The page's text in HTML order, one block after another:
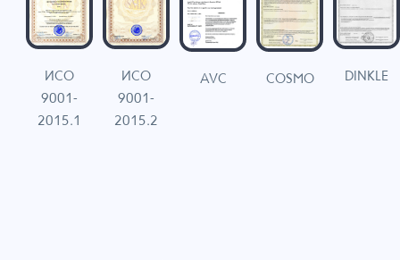
ИСО
9001-
2015.1
ИСО
9001-
2015.2
AVC COSMO DINKLE